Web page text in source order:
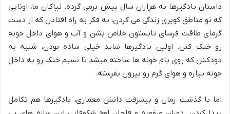
داستان بادگیرها به هزاران سال پیش برمی گرده. نیاکان ما، اونایی
که تو مناطق کویری زندگی می کردن، به فکر یه راه افتادن که از دست
گرمای طاقت فرسای تابستون خلاص بشن و آب و هوای داخل خونه
رو خنک کنن. اولین بادگیرها شاید خیلی ساده بودن، شبیه یه
دودکش که روی بام خونه ها ساخته میشد تا نسیم خنک رو به داخل
خونه بیاره و هوای گرم رو بیرون بفرسته.
اما با گذشت زمان و پیشرفت دانش معماری، بادگیرها هم تکامل